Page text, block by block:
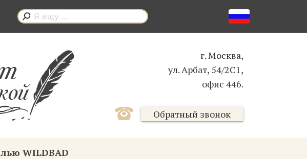
г. Москва,
ул. Арбат, 54/2С1,
офис 446.
Обратный звонок
WILDBAD